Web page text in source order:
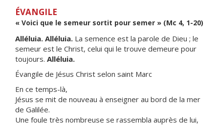
ÉVANGILE
« Voici que le semeur sortit pour semer » (Mc 4, 1-20)
Alléluia. Alléluia. La semence est la parole de Dieu ; le
semeur est le Christ, celui qui le trouve demeure pour
toujours. Alléluia.
Évangile de Jésus Christ selon saint Marc
En ce temps-là,
Jésus se mit de nouveau à enseigner au bord de la mer
de Galilée.
Une foule très nombreuse se rassembla auprès de lui,